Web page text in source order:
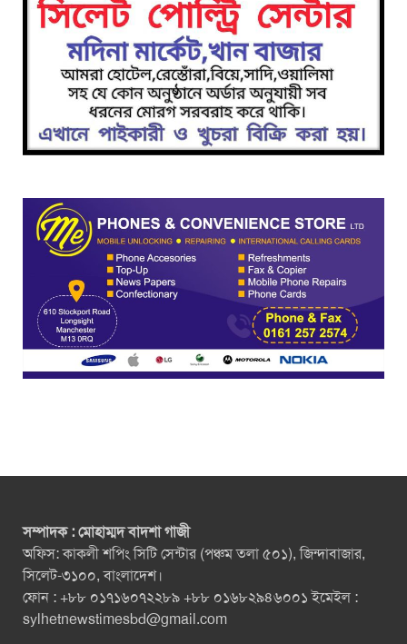
সম্পাদক : মোহাম্মদ বাদশা গাজী
অফিস: কাকলী শপিং সিটি সেন্টার (পঞ্চম তলা ৫০১), জিন্দাবাজার,
সিলেট-৩১০০, বাংলাদেশ।
ফোন : +৮৮ ০১৭১৬০৭২২৮৯ +৮৮ ০১৬৮২৯৪৬০০১ ইমেইল :
sylhetnewstimesbd@gmail.com